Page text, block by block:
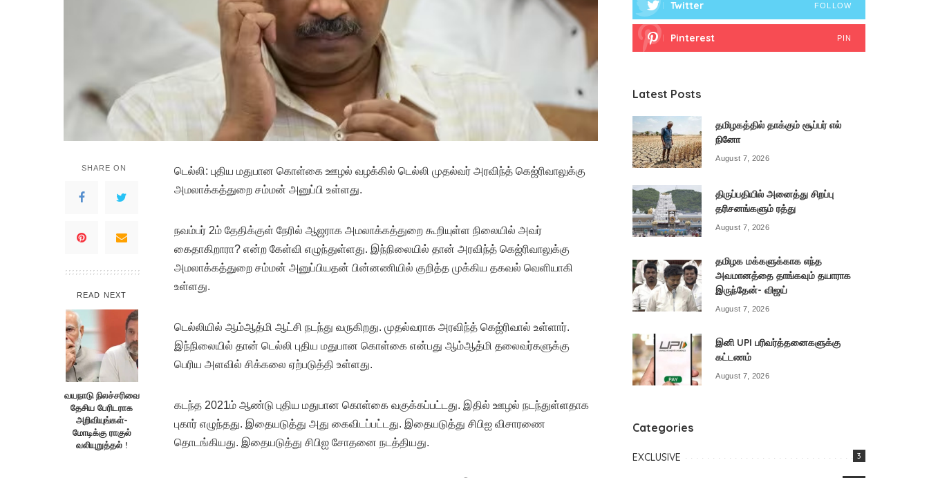
SHARE ON
READ NEXT
வயநாடு நிலச்சரிவை
தேசிய பேரிடராக
அறிவியுங்கள்-
மோடிக்கு ராகுல்
வலியுறுத்தல் !
டெல்லி: புதிய மதுபான கொள்கை ஊழல் வழக்கில் டெல்லி முதல்வர் அரவிந்த் கெஜ்ரிவாலுக்கு
அமலாக்கத்துறை சம்மன் அனுப்பி உள்ளது.
நவம்பர் 2ம் தேதிக்குள் நேரில் ஆஜராக அமலாக்கத்துறை கூறியுள்ள நிலையில் அவர்
கைதாகிறாரா? என்ற கேள்வி எழுந்துள்ளது. இந்நிலையில் தான் அரவிந்த் கெஜ்ரிவாலுக்கு
அமலாக்கத்துறை சம்மன் அனுப்பியதன் பின்னணியில் குறித்த முக்கிய தகவல் வெளியாகி
உள்ளது.
டெல்லியில் ஆம்ஆத்மி ஆட்சி நடந்து வருகிறது. முதல்வராக அரவிந்த் கெஜ்ரிவால் உள்ளார்.
இந்நிலையில் தான் டெல்லி புதிய மதுபான கொள்கை என்பது ஆம்ஆத்மி தலைவர்களுக்கு
பெரிய அளவில் சிக்கலை ஏற்படுத்தி உள்ளது.
கடந்த 2021ம் ஆண்டு புதிய மதுபான கொள்கை வகுக்கப்பட்டது. இதில் ஊழல் நடந்துள்ளதாக
புகார் எழுந்தது. இதையடுத்து அது கைவிடப்பட்டது. இதையடுத்து சிபிஐ விசாரணை
தொடங்கியது. இதையடுத்து சிபிஐ சோதனை நடத்தியது.
Twitter FOLLOW
Pinterest PIN
Latest Posts
தமிழகத்தில் தாக்கும் சூப்பர் எல்
நினோ
August 7, 2026
திருப்பதியில் அனைத்து சிறப்பு
தரிசனங்களும் ரத்து
August 7, 2026
தமிழக மக்களுக்காக எந்த
அவமானத்தை தாங்கவும் தயாராக
இருந்தேன்- விஜய்
August 7, 2026
இனி UPI பரிவர்த்தனைகளுக்கு
கட்டணம்
August 7, 2026
Categories
EXCLUSIVE 3